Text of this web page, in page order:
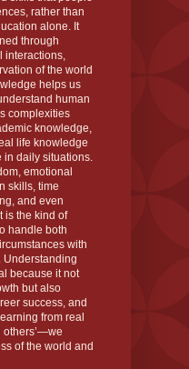
rather than
alone. It
through
interactions,
of the world
helps us
human
complexities
knowledge,
life knowledge
in daily situations.
emotional
skills, time
and even
is the kind of
handle both
with
Understanding
because it not
but also
success, and
from real
of the world and